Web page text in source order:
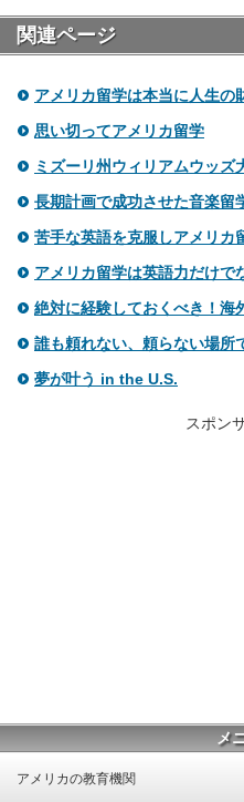
関連ページ
アメリカ留学は本当に人生の
思い切ってアメリカ留学
ミズーリ州ウィリアムウッズ
長期計画で成功させた音楽留
苦手な英語を克服しアメリカ
アメリカ留学は英語力だけで
絶対に経験しておくべき！海
誰も頼れない、頼らない場所
夢が叶う in the U.S.
スポン
メ
アメリカの教育機関